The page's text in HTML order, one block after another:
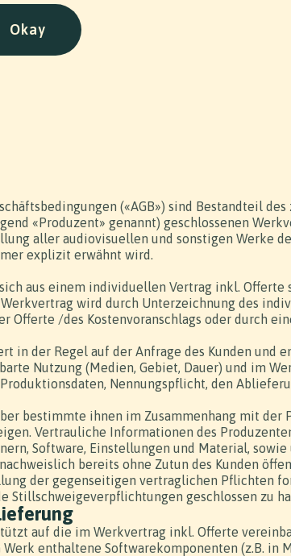
Okay
(«AGB») sind Bestandteil
«Produzent» genannt) geschlossenen
aller audiovisuellen und sonstigen Werke
explizit erwähnt wird.
aus einem individuellen Vertrag inkl.
wird durch Unterzeichnung des
Offerte /des Kostenvoranschlags oder durch
in der Regel auf der Anfrage des Kunden
Nutzung (Medien, Gebiet, Dauer) und im
Nennungspflicht, den
bestimmte ihnen im Zusammenhang mit
Vertrauliche Informationen des
Software, Einstellungen und Material,
bereits ohne Zutun des Kunden
der gegenseitigen vertraglichen Pflichten
geschlossen zu
auf die im Werkvertrag inkl. Offerte
enthaltene Softwarekomponenten (z.B.